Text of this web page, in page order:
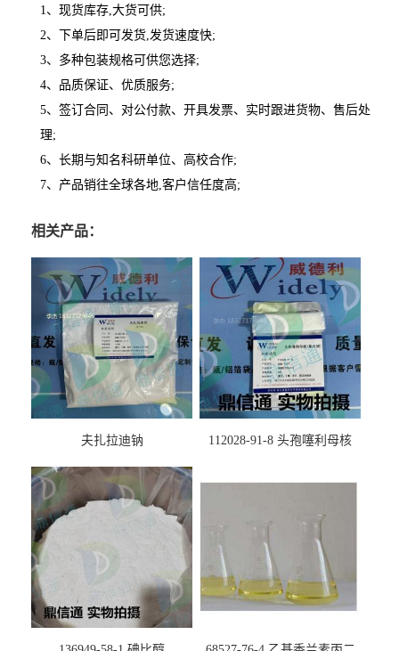
1、现货库存,大货可供;
2、下单后即可发货,发货速度快;
3、多种包装规格可供您选择;
4、品质保证、优质服务;
5、签订合同、对公付款、开具发票、实时跟进货物、售后处
理;
6、长期与知名科研单位、高校合作;
7、产品销往全球各地,客户信任度高;
相关产品：
夫扎拉迪钠
112028-91-8 头孢噻利母核